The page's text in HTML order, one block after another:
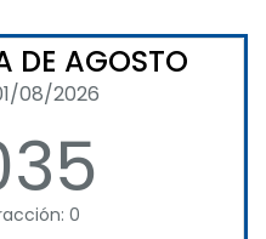
DE AGOSTO
08/2026
0